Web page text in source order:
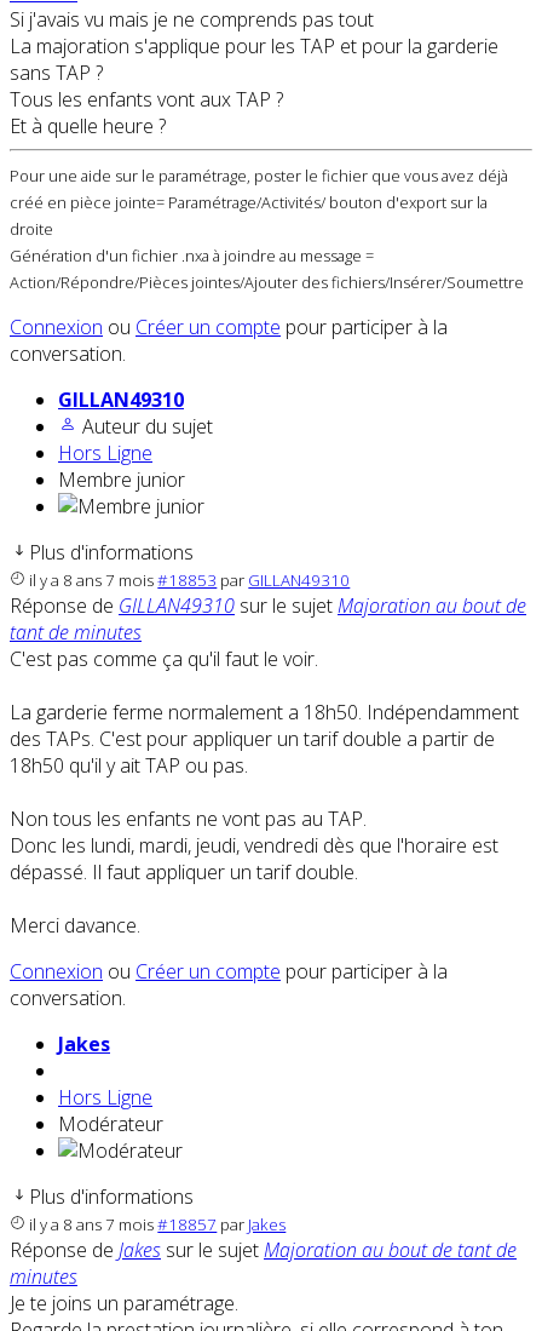
Si j'avais vu mais je ne comprends pas tout
La majoration s'applique pour les TAP et pour la garderie
sans TAP ?
Tous les enfants vont aux TAP ?
Et à quelle heure ?
Pour une aide sur le paramétrage, poster le fichier que vous avez déjà
créé en pièce jointe= Paramétrage/Activités/ bouton d'export sur la
droite
Génération d'un fichier .nxa à joindre au message =
Action/Répondre/Pièces jointes/Ajouter des fichiers/Insérer/Soumettre
Connexion ou Créer un compte pour participer à la
conversation.
GILLAN49310
Auteur du sujet
Hors Ligne
Membre junior
Plus d'informations
il y a 8 ans 7 mois#18853 par GILLAN49310
Réponse de GILLAN49310 sur le sujetMajoration au bout de
tant de minutes
C'est pas comme ça qu'il faut le voir.
La garderie ferme normalement a 18h50. Indépendamment
des TAPs. C'est pour appliquer un tarif double a partir de
18h50 qu'il y ait TAP ou pas.
Non tous les enfants ne vont pas au TAP.
Donc les lundi, mardi, jeudi, vendredi dès que l'horaire est
dépassé. Il faut appliquer un tarif double.
Merci davance.
Connexion ou Créer un compte pour participer à la
conversation.
Jakes
Hors Ligne
Modérateur
Plus d'informations
il y a 8 ans 7 mois#18857 par Jakes
Réponse de Jakes sur le sujetMajoration au bout de tant de
minutes
Je te joins un paramétrage.